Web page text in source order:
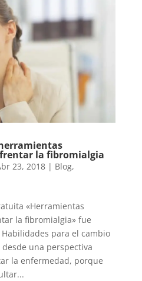
la fibromialgia
23, 2018| Blog,
«Herramientas
la fibromialgia» fue
para el cambio
una perspectiva
la enfermedad, porque